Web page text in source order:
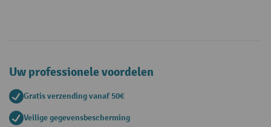
Uw professionele voordelen
Gratis verzending vanaf 50€
Veilige gegevensbescherming